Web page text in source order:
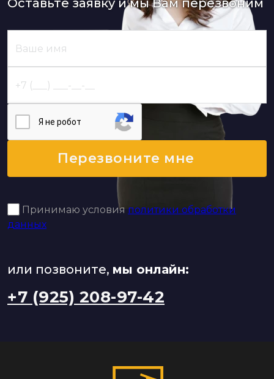
Оставьте заявку и мы Вам перезвоним
Я нe poбoт
Перезвоните мне
Принимаю условия политики обработки
данных
или позвоните, мы онлайн:
+7 (925) 208-97-42